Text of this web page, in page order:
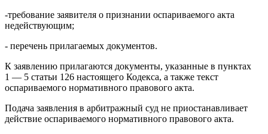
-требование заявителя о признании оспариваемого акта
недействующим;
- перечень прилагаемых документов.
К заявлению прилагаются документы, указанные в пунктах
1 — 5 статьи 126 настоящего Кодекса, а также текст
оспариваемого нормативного правового акта.
Подача заявления в арбитражный суд не приостанавливает
действие оспариваемого нормативного правового акта.